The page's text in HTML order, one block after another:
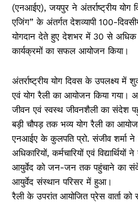
(एनआईए), जयपुर ने अंतर्राष्ट्रीय योग
एजिंग” के अंतर्गत देशव्यापी 100-
योगदान देते हुए देशभर में 30 से अधिक
कार्यक्रमों का सफल आयोजन किया।
अंतर्राष्ट्रीय योग दिवस के उपलक्ष्य में
एवं योग रैली का आयोजन किया गया।
जीवन एवं स्वस्थ जीवनशैली का संदेश
बड़ी चौपड़ तक भव्य योग रैली का
एनआईए के कुलपति प्रो. संजीव शर्मा
अधिकारियों, कर्मचारियों एवं
आयुर्वेद को जन-जन तक पहुंचाने का
आयुर्वेद संस्थान परिसर में हुआ।
रैली के उपरांत आयोजित प्रेस वार्ता को